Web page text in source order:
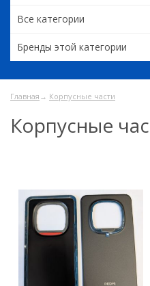
Все категории
Бренды этой категории
Главная → Корпусные части
Корпусные